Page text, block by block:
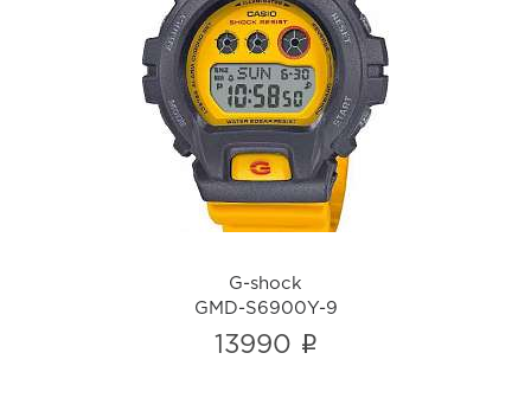
G-shock
GMD-S6900Y-9
i
G-shock
GMD-S6900Y-9
13990 i